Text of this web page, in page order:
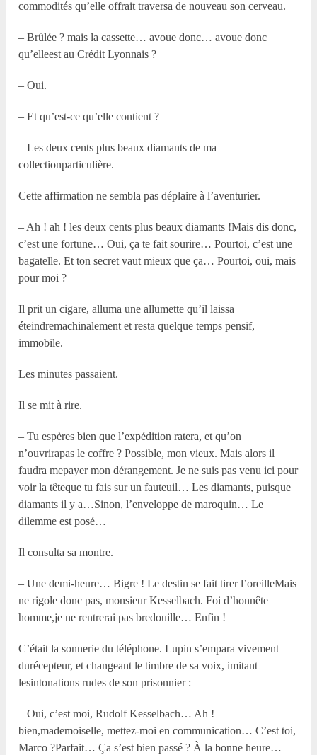
commodités qu’elle offrait traversa de nouveau son cerveau.
– Brûlée ? mais la cassette… avoue donc… avoue donc
qu’elleest au Crédit Lyonnais ?
– Oui.
– Et qu’est-ce qu’elle contient ?
– Les deux cents plus beaux diamants de ma
collectionparticulière.
Cette affirmation ne sembla pas déplaire à l’aventurier.
– Ah ! ah ! les deux cents plus beaux diamants !Mais dis donc,
c’est une fortune… Oui, ça te fait sourire… Pourtoi, c’est une
bagatelle. Et ton secret vaut mieux que ça… Pourtoi, oui, mais
pour moi ?
Il prit un cigare, alluma une allumette qu’il laissa
éteindremachinalement et resta quelque temps pensif,
immobile.
Les minutes passaient.
Il se mit à rire.
– Tu espères bien que l’expédition ratera, et qu’on
n’ouvrirapas le coffre ? Possible, mon vieux. Mais alors il
faudra mepayer mon dérangement. Je ne suis pas venu ici pour
voir la têteque tu fais sur un fauteuil… Les diamants, puisque
diamants il y a…Sinon, l’enveloppe de maroquin… Le
dilemme est posé…
Il consulta sa montre.
– Une demi-heure… Bigre ! Le destin se fait tirer l’oreilleMais
ne rigole donc pas, monsieur Kesselbach. Foi d’honnête
homme,je ne rentrerai pas bredouille… Enfin !
C’était la sonnerie du téléphone. Lupin s’empara vivement
durécepteur, et changeant le timbre de sa voix, imitant
lesintonations rudes de son prisonnier :
– Oui, c’est moi, Rudolf Kesselbach… Ah !
bien,mademoiselle, mettez-moi en communication… C’est toi,
Marco ?Parfait… Ça s’est bien passé ? À la bonne heure…